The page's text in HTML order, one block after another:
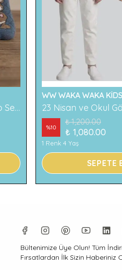
2'li Ayıcık Desenli Çocuk Çorap Seti Renkli ve Eğlenceli Desenler Rahat ve Yumuşak Kumaş
WW WAKA WAKA
%10
₺ 1,200.00
₺ 1,080.00
1 Renk 4 Yaş
SEPETE
Bültenimize Üye Olun! Tüm
Fırsatlardan İlk Sizin Haberiniz